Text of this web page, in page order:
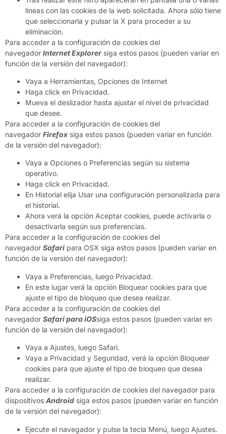
líneas con las cookies de la web solicitada. Ahora sólo tiene
que seleccionarla y pulsar la X para proceder a su
eliminación.
Para acceder a la configuración de cookies del
navegador Internet Explorer siga estos pasos (pueden variar en
función de la versión del navegador):
Vaya a Herramientas, Opciones de Internet
Haga click en Privacidad.
Mueva el deslizador hasta ajustar el nivel de privacidad
que desee.
Para acceder a la configuración de cookies del
navegador Firefox siga estos pasos (pueden variar en función
de la versión del navegador):
Vaya a Opciones o Preferencias según su sistema
operativo.
Haga click en Privacidad.
En Historial elija Usar una configuración personalizada para
el historial.
Ahora verá la opción Aceptar cookies, puede activarla o
desactivarla según sus preferencias.
Para acceder a la configuración de cookies del
navegador Safari para OSX siga estos pasos (pueden variar en
función de la versión del navegador):
Vaya a Preferencias, luego Privacidad.
En este lugar verá la opción Bloquear cookies para que
ajuste el tipo de bloqueo que desea realizar.
Para acceder a la configuración de cookies del
navegador Safari para iOSsiga estos pasos (pueden variar en
función de la versión del navegador):
Vaya a Ajustes, luego Safari.
Vaya a Privacidad y Seguridad, verá la opción Bloquear
cookies para que ajuste el tipo de bloqueo que desea
realizar.
Para acceder a la configuración de cookies del navegador para
dispositivos Android siga estos pasos (pueden variar en función
de la versión del navegador):
Ejecute el navegador y pulse la tecla Menú, luego Ajustes.